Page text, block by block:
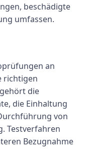
beschädigte
umfassen.
an
richtigen
die
die Einhaltung
von
Testverfahren
Bezugnahme